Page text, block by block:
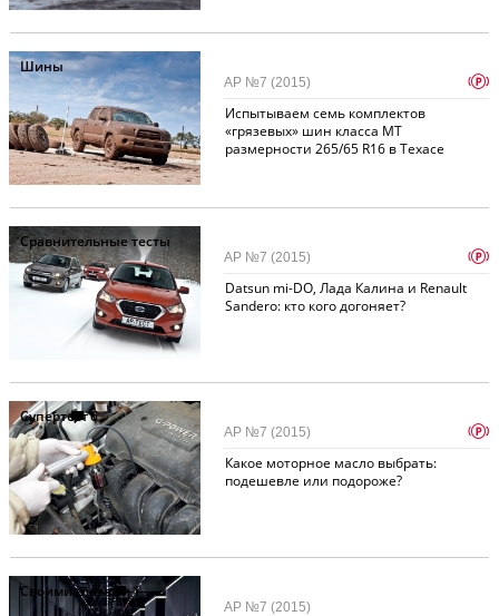
Шины
Испытываем семь комплектов
«грязевых» шин класса MT
размерности 265/65 R16 в Техасе
АР №7 (2015) p
Сравнительные тесты
Datsun mi-DO, Лада Калина и Renault
Sandero: кто кого догоняет?
АР №7 (2015) p
Супертест6
Какое моторное масло выбрать:
подешевле или подороже?
АР №7 (2015) p
Своими глазами1
АР №7 (2015)